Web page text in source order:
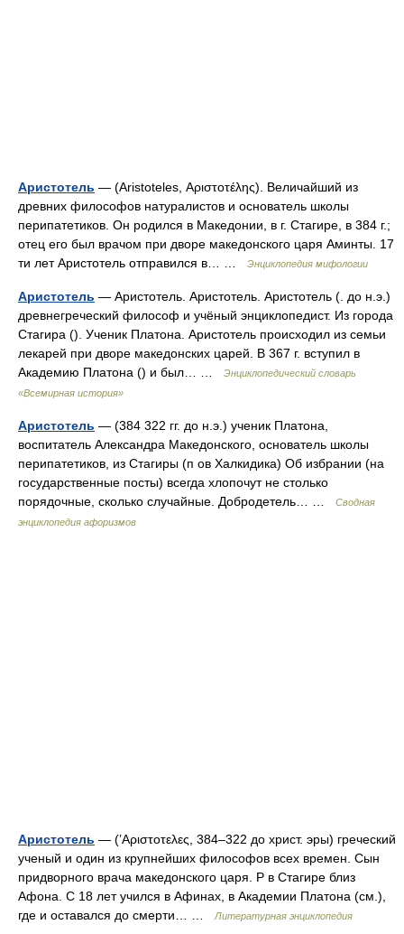
Аристотель — (Aristoteles, Αριστοτέλης). Величайший из
древних философов натуралистов и основатель школы
перипатетиков. Он родился в Македонии, в г. Стагире, в 384 г.;
отец его был врачом при дворе македонского царя Аминты. 17
ти лет Аристотель отправился в… …
Энциклопедия мифологии
Аристотель — Аристотель. Аристотель. Аристотель (. до н.э.)
древнегреческий философ и учёный энциклопедист. Из города
Стагира (). Ученик Платона. Аристотель происходил из семьи
лекарей при дворе македонских царей. В 367 г. вступил в
Академию Платона () и был… …
Энциклопедический словарь
«Всемирная история»
Аристотель — (384 322 гг. до н.э.) ученик Платона,
воспитатель Александра Македонского, основатель школы
перипатетиков, из Стагиры (п ов Халкидика) Об избрании (на
государственные посты) всегда хлопочут не столько
порядочные, сколько случайные. Добродетель… …
Сводная
энциклопедия афоризмов
Аристотель — (’Αριστοτελες, 384–322 до христ. эры) греческий
ученый и один из крупнейших философов всех времен. Сын
придворного врача македонского царя. Р в Стагире близ
Афона. С 18 лет учился в Афинах, в Академии Платона (см.),
где и оставался до смерти… …
Литературная энциклопедия